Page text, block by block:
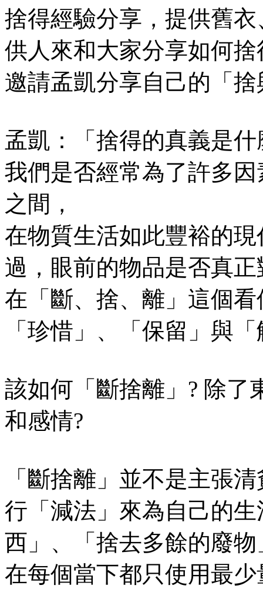
捨得經驗分享，提供舊
供人來和大家分享如何
邀請孟凱分享自己的「
孟凱：「捨得的真義是什
我們是否經常為了許多
之間，
在物質生活如此豐裕的
過，眼前的物品是否真
在「斷、捨、離」這個
「珍惜」、「保留」與
該如何「斷捨離」? 除了
和感情?
「斷捨離」並不是主張
行「減法」來為自己的
西」、「捨去多餘的廢
在每個當下都只使用最